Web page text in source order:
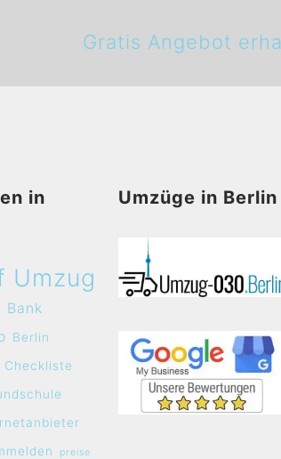
Gratis Angebot
in
Umzug
Bank
Berlin
Checkliste
preise
Umzüge in Berlin